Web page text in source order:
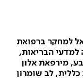
למחקר ברפואת
הבריאות,
מירפאת אלון
לב שומרון